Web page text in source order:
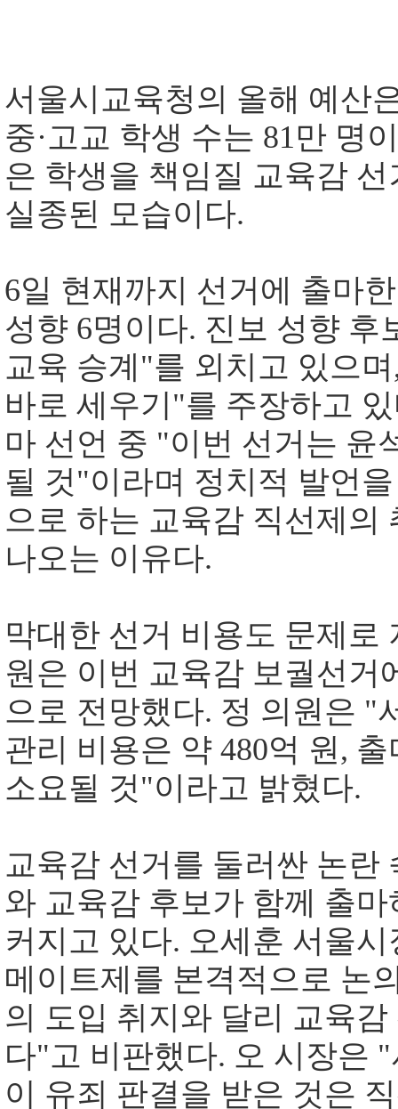
서울시교육청의 올해 예산
중·고교 학생 수는 81만 명
은 학생을 책임질 교육감
실종된 모습이다.
6일 현재까지 선거에 출마
성향 6명이다. 진보 성향
교육 승계"를 외치고 있으
바로 세우기"를 주장하고
마 선언 중 "이번 선거는 윤
될 것"이라며 정치적 발언
으로 하는 교육감 직선제의
나오는 이유다.
막대한 선거 비용도 문제로
원은 이번 교육감 보궐선거
으로 전망했다. 정 의원은 "
관리 비용은 약 480억 원,
소요될 것"이라고 밝혔다.
교육감 선거를 둘러싼 논란
와 교육감 후보가 함께 출
커지고 있다. 오세훈 서울
메이트제를 본격적으로 논
의 도입 취지와 달리 교육
다"고 비판했다. 오 시장은
이 유죄 판결을 받은 것은